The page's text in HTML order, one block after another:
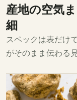
産地の空気
細
スペックは表だけ
がそのまま伝わる